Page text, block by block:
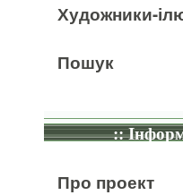
Художники-
Пошук
::
Про проект